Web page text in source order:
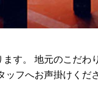
す。 地元のこだわ
フへお声掛けくだ